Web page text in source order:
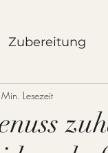
Zubereitung
Lesezeit